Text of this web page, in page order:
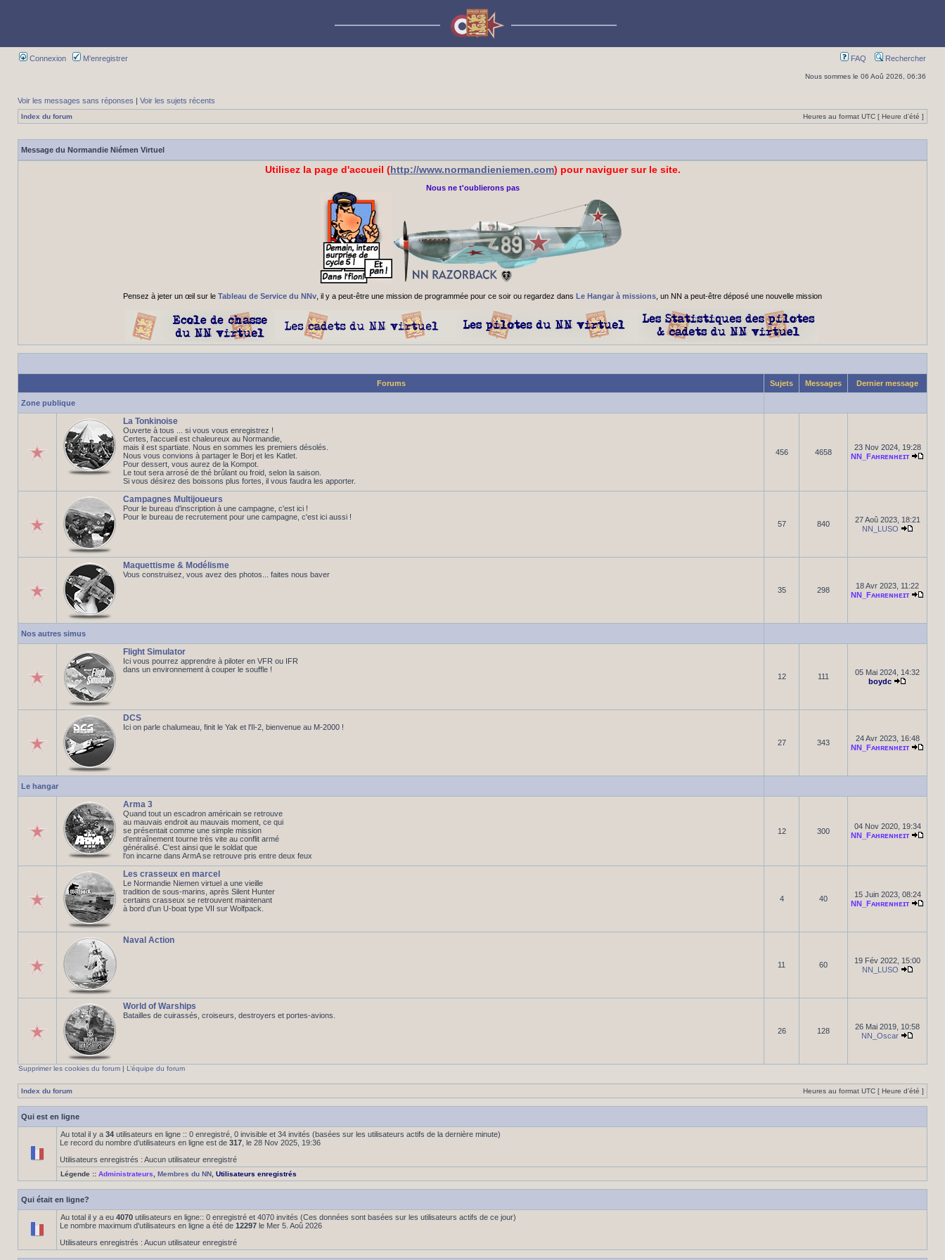
Connexion M’enregistrer FAQ Rechercher
Nous sommes le 06 Aoû 2026, 06:36
Voir les messages sans réponses | Voir les sujets récents
Index du forum Heures au format UTC [ Heure d’été ]
Message du Normandie Niémen Virtuel
Utilisez la page d'accueil (http://www.normandieniemen.com) pour naviguer sur le site.
Nous ne t'oublierons pas
Pensez à jeter un œil sur le Tableau de Service du NNv , il y a peut-être une mission de programmée pour ce soir ou regardez dans Le Hangar à missions , un NN a peut-être déposé une nouvelle mission
Forums Sujets Messages Dernier message
Zone publique
La Tonkinoise
Ouverte à tous ... si vous vous enregistrez !
Certes, l'accueil est chaleureux au Normandie,
mais il est spartiate. Nous en sommes les premiers désolés.
Nous vous convions à partager le Borj et les Katlet.
Pour dessert, vous aurez de la Kompot.
Le tout sera arrosé de thé brûlant ou froid, selon la saison.
Si vous désirez des boissons plus fortes, il vous faudra les apporter.
456 4658
23 Nov 2024, 19:28
NN_Fᴀʜʀᴇɴʜᴇɪᴛ
Campagnes Multijoueurs
Pour le bureau d'inscription à une campagne, c'est ici !
Pour le bureau de recrutement pour une campagne, c'est ici aussi !
57
840
27 Aoû 2023, 18:21
NN_LUSO
Maquettisme & Modélisme
Vous construisez, vous avez des photos... faites nous baver
35
298
18 Avr 2023, 11:22
NN_Fᴀʜʀᴇɴʜᴇɪᴛ
Nos autres simus
Flight Simulator
Ici vous pourrez apprendre à piloter en VFR ou IFR
dans un environnement à couper le souffle !
12
111
05 Mai 2024, 14:32
boydc
DCS
Ici on parle chalumeau, finit le Yak et l'Il-2, bienvenue au M-2000 !
27
343
24 Avr 2023, 16:48
NN_Fᴀʜʀᴇɴʜᴇɪᴛ
Le hangar
Arma 3
Quand tout un escadron américain se retrouve
au mauvais endroit au mauvais moment, ce qui
se présentait comme une simple mission
d'entraînement tourne très vite au conflit armé
généralisé. C'est ainsi que le soldat que
l'on incarne dans ArmA se retrouve pris entre deux feux
12 300
04 Nov 2020, 19:34
NN_Fᴀʜʀᴇɴʜᴇɪᴛ
Les crasseux en marcel
Le Normandie Niemen virtuel a une vieille
tradition de sous-marins, après Silent Hunter
certains crasseux se retrouvent maintenant
à bord d'un U-boat type VII sur Wolfpack.
4 40
15 Juin 2023, 08:24
NN_Fᴀʜʀᴇɴʜᴇɪᴛ
Naval Action
11 60
19 Fév 2022, 15:00
NN_LUSO
World of Warships
Batailles de cuirassés, croiseurs, destroyers et portes-avions.
26
128
26 Mai 2019, 10:58
NN_Oscar
Supprimer les cookies du forum | L’équipe du forum
Index du forum Heures au format UTC [ Heure d’été ]
Qui est en ligne
Au total il y a 34 utilisateurs en ligne :: 0 enregistré, 0 invisible et 34 invités (basées sur les utilisateurs actifs de la dernière minute)
Le record du nombre d’utilisateurs en ligne est de 317 , le 28 Nov 2025, 19:36
Utilisateurs enregistrés : Aucun utilisateur enregistré
Légende :: Administrateurs Membres du NN Utilisateurs enregistrés
Qui était en ligne?
Au total il y a eu 4070 utilisateurs en ligne:: 0 enregistré et 4070 invités (Ces données sont basées sur les utilisateurs actifs de ce jour)
Le nombre maximum d'utilisateurs en ligne a été de 12297 le Mer 5. Aoû 2026
Utilisateurs enregistrés : Aucun utilisateur enregistré